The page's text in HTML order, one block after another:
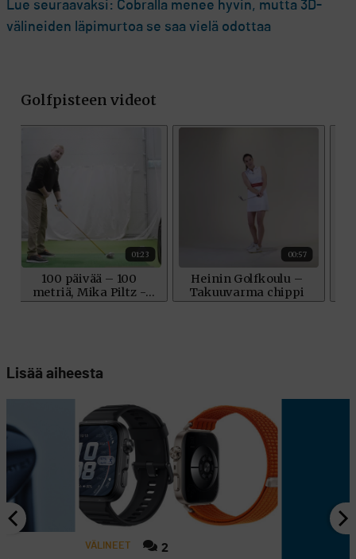
Lue seuraavaksi: Cobralla menee hyvin, mutta 3D-
välineiden läpimurtoa se saa vielä odottaa
Lisää aiheesta
VÄLINEET 2